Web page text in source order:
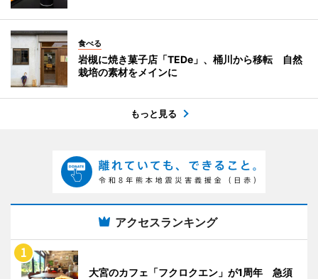
食べる
岩槻に焼き菓子店「TEDe」、桶川から移転 自然
栽培の素材をメインに
もっと見る
アクセスランキング
大宮のカフェ「フクロクエン」が1周年 急須